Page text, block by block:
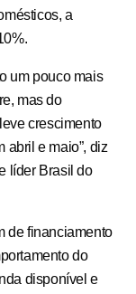
a
um pouco mais
mas do
crescimento
abril e maio”, diz
líder Brasil do
de financiamento
do
disponível e